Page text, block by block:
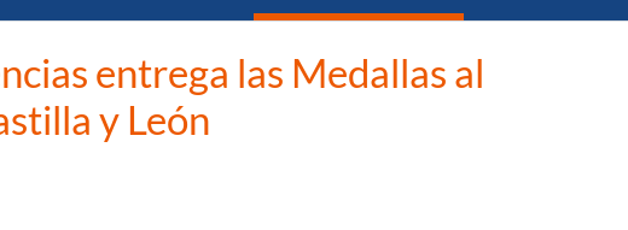
entrega las Medallas al
y León